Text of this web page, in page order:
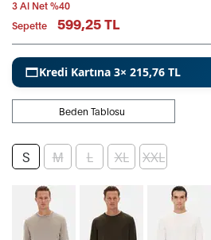
3 Al Net %40
Sepette
599,25 TL
Kredi Kartına 3× 215,76 TL
Beden Tablosu
S M L XL XXL